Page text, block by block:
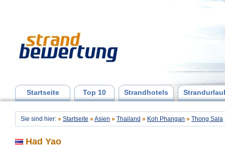
Startseite Top 10 Strandhotels
Sie sind hier: » Startseite » Asien » Thailand » Koh Phangan » Thong Sala
Had Yao